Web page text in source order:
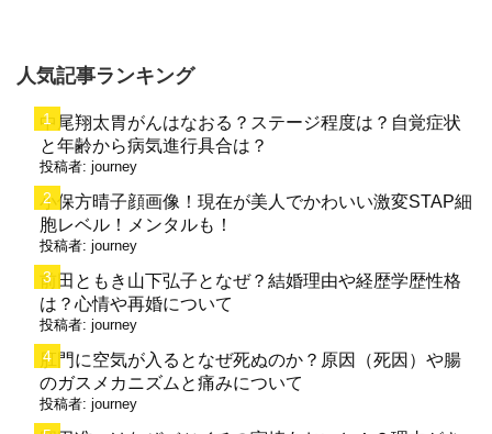
人気記事ランキング
中尾翔太胃がんはなおる？ステージ程度は？自覚症状
と年齢から病気進行具合は？
投稿者: journey
小保方晴子顔画像！現在が美人でかわいい激変STAP細
胞レベル！メンタルも！
投稿者: journey
前田ともき山下弘子となぜ？結婚理由や経歴学歴性格
は？心情や再婚について
投稿者: journey
肛門に空気が入るとなぜ死ぬのか？原因（死因）や腸
のガスメカニズムと痛みについて
投稿者: journey